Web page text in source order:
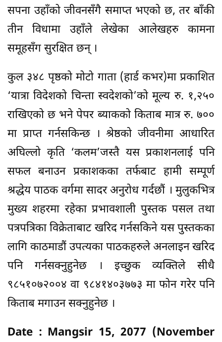
सपना उहाँको जीवनसँगै समाप्त भएको छ, तर बाँकी
तीन विधामा उहाँले लेखेका आलेखहरु कामना
समूहसँग सुरक्षित छन् ।
कुल ३४८ पृष्ठको मोटो गाता (हार्ड कभर)मा प्रकाशित
‘यात्रा विदेशको चिन्ता स्वदेशको’को मूल्य रु. १,२५०
राखिएको छ भने पेपर ब्याकको किताब मात्र रु. ७००
मा प्राप्त गर्नसकिन्छ । श्रेष्ठको जीवनीमा आधारित
अघिल्लो कृति ‘कलम’जस्तै यस प्रकाशनलाई पनि
सफल बनाउन प्रकाशकका तर्फबाट हामी सम्पूर्ण
श्रद्धेय पाठक वर्गमा सादर अनुरोध गर्दछौं । मुलुकभित्र
मुख्य शहरमा रहेका प्रभावशाली पुस्तक पसल तथा
पत्रपत्रिका विक्रेताबाट खरिद गर्नसकिने यस पुस्तकका
लागि काठमाडौं उपत्यका पाठकहरुले अनलाइन खरिद
पनि गर्नसक्नुहुनेछ । इच्छुक व्यक्तिले सीधै
९८५१०७२००४ वा ९८४१४०३७७३ मा फोन गरेर पनि
किताब मगाउन सक्नुहुनेछ ।
Date : Mangsir 15, 2077 (November